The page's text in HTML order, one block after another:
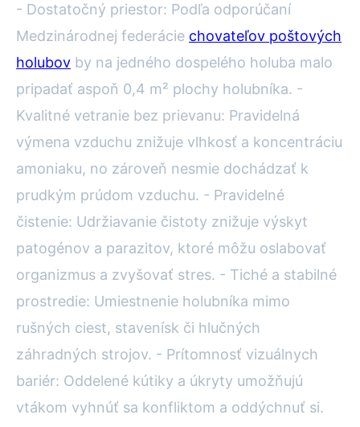
- Dostatočný priestor: Podľa odporúčaní
Medzinárodnej federácie chovateľov poštových
holubov by na jedného dospelého holuba malo
pripadať aspoň 0,4 m² plochy holubníka. -
Kvalitné vetranie bez prievanu: Pravidelná
výmena vzduchu znižuje vlhkosť a koncentráciu
amoniaku, no zároveň nesmie dochádzať k
prudkým prúdom vzduchu. - Pravidelné
čistenie: Udržiavanie čistoty znižuje výskyt
patogénov a parazitov, ktoré môžu oslabovať
organizmus a zvyšovať stres. - Tiché a stabilné
prostredie: Umiestnenie holubníka mimo
rušných ciest, stavenísk či hlučných
záhradných strojov. - Prítomnosť vizuálnych
bariér: Oddelené kútiky a úkryty umožňujú
vtákom vyhnúť sa konfliktom a oddýchnuť si.